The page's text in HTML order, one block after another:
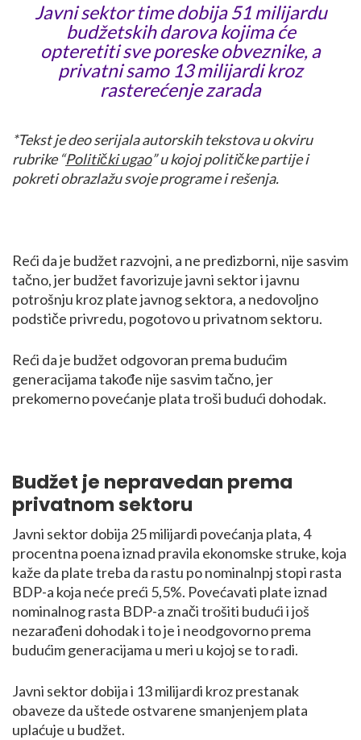
Javni sektor time dobija 51 milijardu
budžetskih darova kojima će
opteretiti sve poreske obveznike, a
privatni samo 13 milijardi kroz
rasterećenje zarada
*Tekst je deo serijala autorskih tekstova u okviru
rubrike “Politički ugao” u kojoj političke partije i
pokreti obrazlažu svoje programe i rešenja.
Reći da je budžet razvojni, a ne predizborni, nije sasvim
tačno, jer budžet favorizuje javni sektor i javnu
potrošnju kroz plate javnog sektora, a nedovoljno
podstiče privredu, pogotovo u privatnom sektoru.
Reći da je budžet odgovoran prema budućim
generacijama takođe nije sasvim tačno, jer
prekomerno povećanje plata troši budući dohodak.
Budžet je nepravedan prema
privatnom sektoru
Javni sektor dobija 25 milijardi povećanja plata, 4
procentna poena iznad pravila ekonomske struke, koja
kaže da plate treba da rastu po nominalnpj stopi rasta
BDP-a koja neće preći 5,5%. Povećavati plate iznad
nominalnog rasta BDP-a znači trošiti budući i još
nezarađeni dohodak i to je i neodgovorno prema
budućim generacijama u meri u kojoj se to radi.
Javni sektor dobija i 13 milijardi kroz prestanak
obaveze da uštede ostvarene smanjenjem plata
uplaćuje u budžet.